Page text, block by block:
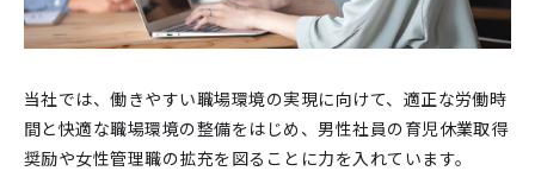
当社では、働きやすい職場環境の実現に向けて、適正な労働時
間と快適な職場環境の整備をはじめ、男性社員の育児休業取得
奨励や女性管理職の拡充を図ることに力を入れています。